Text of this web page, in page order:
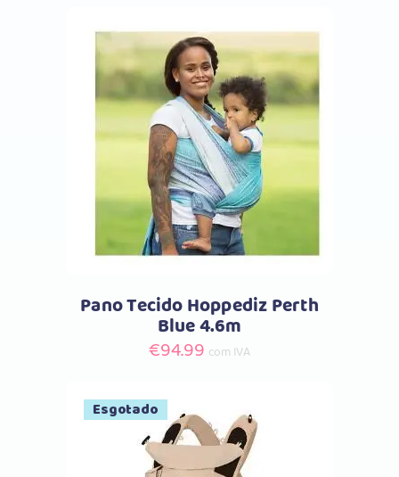
Comprar
Pano Tecido Hoppediz Perth
Blue 4.6m
€94.99 com IVA
Esgotado